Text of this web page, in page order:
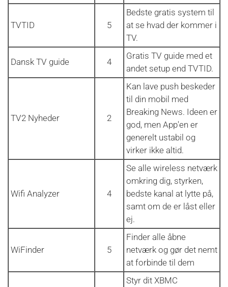
TVTID 5
Bedste gratis system til
at se hvad der kommer i
TV.
Dansk TV guide 4
Gratis TV guide med et
andet setup end TVTID.
TV2 Nyheder 2
Kan lave push beskeder
til din mobil med
Breaking News. Ideen er
god, men App'en er
generelt ustabil og
virker ikke altid.
Wifi Analyzer 4
Se alle wireless netværk
omkring dig, styrken,
bedste kanal at lytte på,
samt om de er låst eller
ej.
WiFinder 5
Finder alle åbne
netværk og gør det nemt
at forbinde til dem
Styr dit XBMC